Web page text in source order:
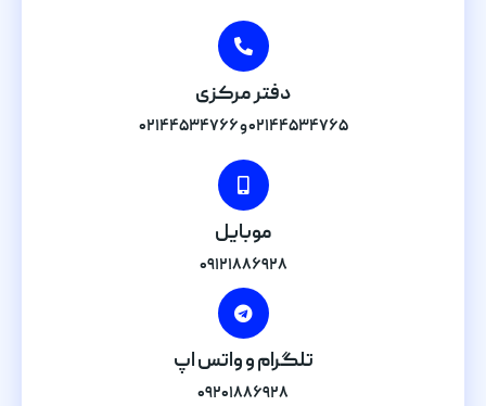
دفتر مرکزی
۰۲۱۴۴۵۳۴۷۶۵ و ۰۲۱۴۴۵۳۴۷۶۶
موبایل
۰۹۱۲۱۸۸۶۹۲۸
تلگرام و واتس اپ
۰۹۲۰۱۸۸۶۹۲۸